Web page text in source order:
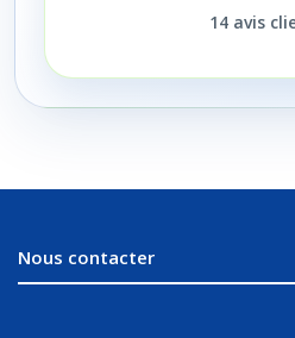
14avis
Nous contacter